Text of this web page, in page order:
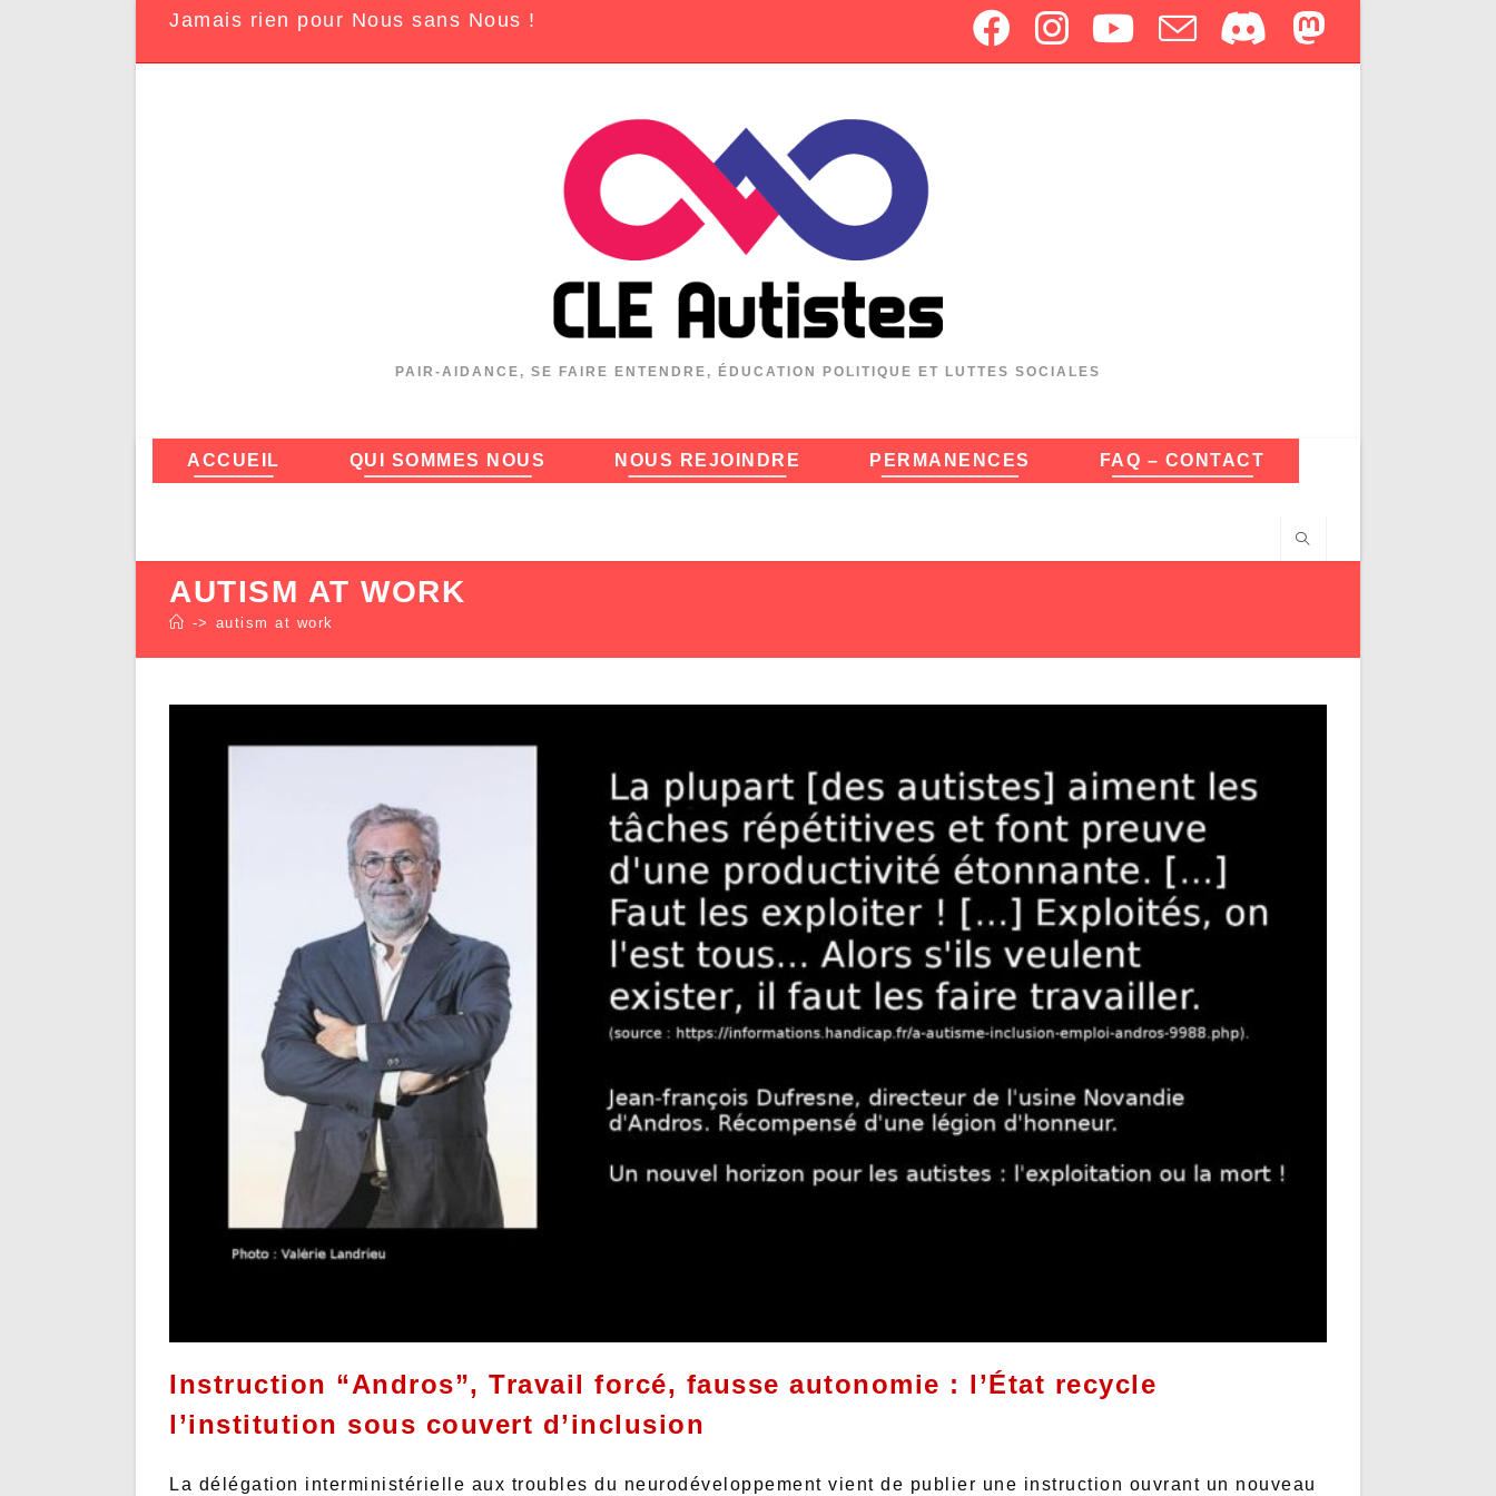
Jamais rien pour Nous sans Nous !
PAIR-AIDANCE, SE FAIRE ENTENDRE, ÉDUCATION POLITIQUE ET LUTTES SOCIALES
ACCUEIL QUI SOMMES NOUS NOUS REJOINDRE PERMANENCES FAQ – CONTACT
AUTISM AT WORK
-> autism at work
Instruction “Andros”, Travail forcé, fausse autonomie : l’État recycle
l’institution sous couvert d’inclusion
La délégation interministérielle aux troubles du neurodéveloppement vient de publier une instruction ouvrant un nouveau